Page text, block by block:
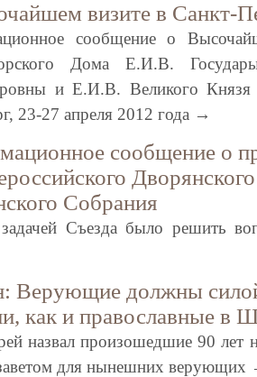
визите в Санкт-
сообщение о
Дома Е.И.В.
и Е.И.В. Великого Князя
23-27 апреля 2012 года →
сообщение о
Собрания
Съезда было решить
Верующие должны силой
как и православные в
назвал произошедшие 90 лет
для нынешних
Свидетельство